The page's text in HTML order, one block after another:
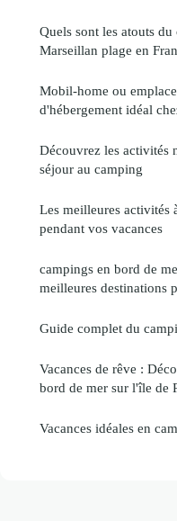
Quels sont les atouts
Marseillan plage en
Mobil-home ou
d'hébergement idéal
Découvrez les activités
séjour au camping
Les meilleures activités
pendant vos vacances
campings en bord de
meilleures destinations
Guide complet du
Vacances de rêve :
bord de mer sur l'île de
Vacances idéales en